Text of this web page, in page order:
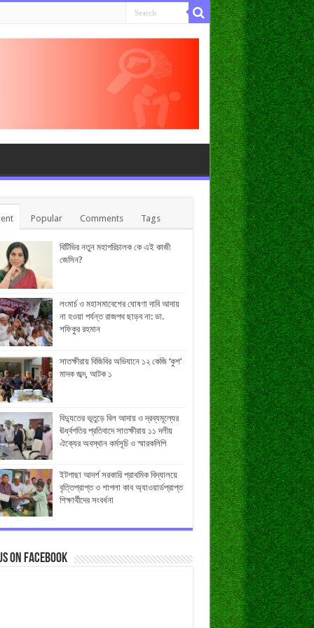
Popular Comments Tags
বিটিভির নতুন মহাপরিচালক কে এই কাজী
জেসিন?
লংমার্চ ও মহাসমাবেশের ঘোষণা দাবি আদায়
না হওয়া পর্যন্ত রাজপথ ছাড়ব না: ডা.
শফিকুর রহমান
সাতক্ষীরায় বিজিবির অভিযানে ১২ কেজি ‘কুশ’
মাদক জব্দ, আটক ১
বিদ্যুতের ভূতুড়ে বিল আদায় ও দ্রব্যমূল্যের
ঊর্ধ্বগতির প্রতিবাদে সাতক্ষীরায় ১১ দলীয়
ঐক্যের অবস্থান কর্মসূচি ও স্মারকলিপি
ইটগাছা আদর্শ সরকারি প্রাথমিক বিদ্যালয়ে
বৃত্তিপ্রাপ্ত ও শাপলা কাব অ্যাওয়ার্ডপ্রাপ্ত
শিক্ষার্থীদের সংবর্ধনা
on Facebook